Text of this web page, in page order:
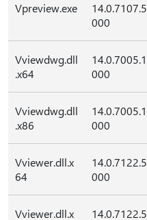
Vpreview.exe
14.0.7107.5
000
Vviewdwg.dll
.x64
14.0.7005.1
000
Vviewdwg.dll
.x86
14.0.7005.1
000
Vviewer.dll.x
64
14.0.7122.5
000
Vviewer.dll.x 14.0.7122.5